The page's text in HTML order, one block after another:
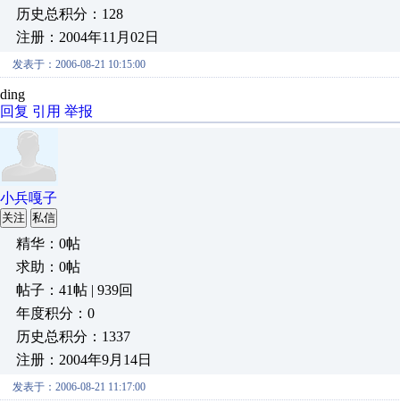
历史总积分：128
注册：2004年11月02日
发表于：2006-08-21 10:15:00
ding
回复 引用 举报
小兵嘎子
关注 私信
精华：0帖
求助：0帖
帖子：41帖 | 939回
年度积分：0
历史总积分：1337
注册：2004年9月14日
发表于：2006-08-21 11:17:00